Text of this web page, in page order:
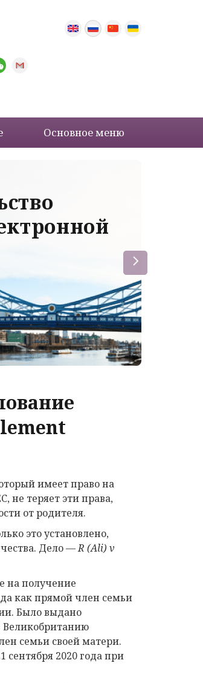
Основное меню
имеет право на
не теряет эти права,
от родителя.
это установлено,
Дело —R (Ali) v
на получение
как прямой член семьи
Было выдано
Великобританию
семьи своей матери.
сентября 2020 года при